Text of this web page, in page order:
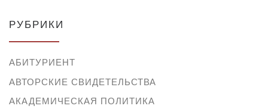
РУБРИКИ
АБИТУРИЕНТ
АВТОРСКИЕ СВИДЕТЕЛЬСТВА
АКАДЕМИЧЕСКАЯ ПОЛИТИКА